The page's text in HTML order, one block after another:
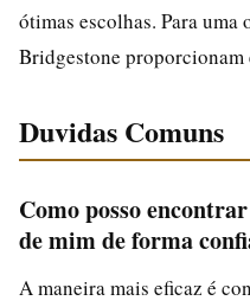
ótimas escolhas. Para uma
Bridgestone proporcionam
Duvidas Comuns
Como posso
de mim de forma
A maneira mais eficaz é